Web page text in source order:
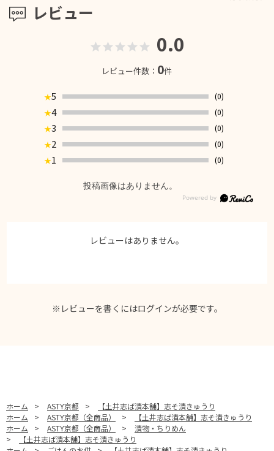
レビュー
0.0
レビュー件数： 0件
★5
(0)
★4
(0)
★3
(0)
★2
(0)
★1 (0)
投稿画像はありません。
レビューはありません。
※レビューを書くにはログインが必要です。
ホーム > ASTY京都 >
【土井志ば漬本舗】志そ漬きゅうり
ホーム
> ASTY京都（全商品） >
【土井志ば漬本舗】志そ漬きゅうり
ホーム
> ASTY京都（全商品） >
漬物・ちりめん
>
【土井志ば漬本舗】志そ漬きゅうり